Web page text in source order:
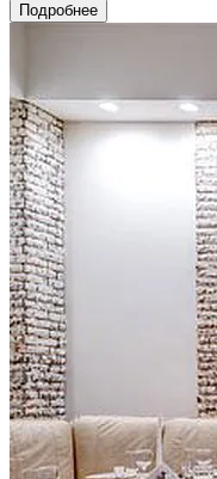
Подробнее